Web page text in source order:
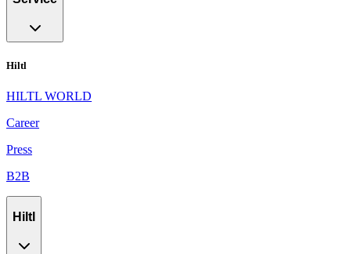
Hiltl
HILTL WORLD
Career
Press
B2B
Hiltl